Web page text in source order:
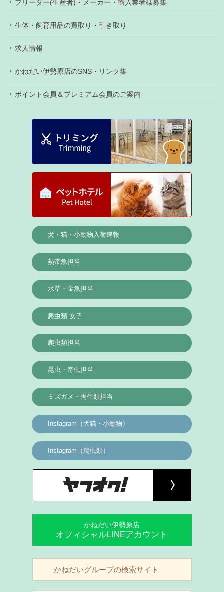
ブリーダー(生産者)・メーカー・輸入業者様募集
生体・飼育用品の買取り・引き取り
求人情報
かねだい伊勢原店のSNS・リンク集
ポイント会員＆プレミアム会員のご案内
犬・猫・小動物入荷速報
熱帯魚担当
水草・金魚担当
爬虫類 女子
爬虫類担当
昆虫・奇虫担当
ミズガメ・両生類担当
Instagram（犬猫・小動物）
Instagram（爬虫類）
かねだい伊勢原店
オフィシャルLINEアカウント
かねだいグループの検索サイト